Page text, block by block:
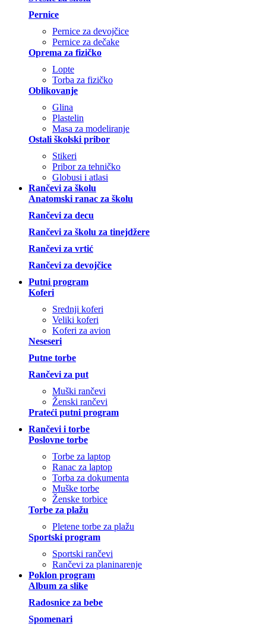
Pernice
Pernice za devojčice
Pernice za dečake
Oprema za fizičko
Lopte
Torba za fizičko
Oblikovanje
Glina
Plastelin
Masa za modeliranje
Ostali školski pribor
Stikeri
Pribor za tehničko
Globusi i atlasi
Rančevi za školu
Anatomski ranac za školu
Rančevi za decu
Rančevi za školu za tinejdžere
Rančevi za vrtić
Rančevi za devojčice
Putni program
Koferi
Srednji koferi
Veliki koferi
Koferi za avion
Neseseri
Putne torbe
Rančevi za put
Muški rančevi
Ženski rančevi
Prateći putni program
Rančevi i torbe
Poslovne torbe
Torbe za laptop
Ranac za laptop
Torba za dokumenta
Muške torbe
Ženske torbice
Torbe za plažu
Pletene torbe za plažu
Sportski program
Sportski rančevi
Rančevi za planinarenje
Poklon program
Album za slike
Radosnice za bebe
Spomenari